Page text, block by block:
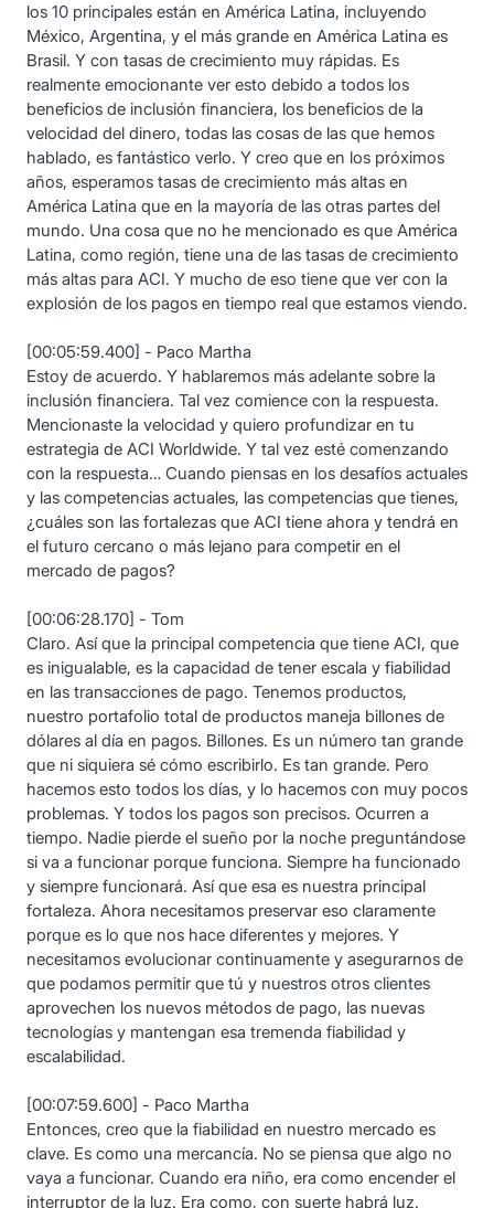
los 10 principales están en América Latina, incluyendo
México, Argentina, y el más grande en América Latina es
Brasil. Y con tasas de crecimiento muy rápidas. Es
realmente emocionante ver esto debido a todos los
beneficios de inclusión financiera, los beneficios de la
velocidad del dinero, todas las cosas de las que hemos
hablado, es fantástico verlo. Y creo que en los próximos
años, esperamos tasas de crecimiento más altas en
América Latina que en la mayoría de las otras partes del
mundo. Una cosa que no he mencionado es que América
Latina, como región, tiene una de las tasas de crecimiento
más altas para ACI. Y mucho de eso tiene que ver con la
explosión de los pagos en tiempo real que estamos viendo.
[00:05:59.400] - Paco Martha
Estoy de acuerdo. Y hablaremos más adelante sobre la
inclusión financiera. Tal vez comience con la respuesta.
Mencionaste la velocidad y quiero profundizar en tu
estrategia de ACI Worldwide. Y tal vez esté comenzando
con la respuesta… Cuando piensas en los desafíos actuales
y las competencias actuales, las competencias que tienes,
¿cuáles son las fortalezas que ACI tiene ahora y tendrá en
el futuro cercano o más lejano para competir en el
mercado de pagos?
[00:06:28.170] - Tom
Claro. Así que la principal competencia que tiene ACI, que
es inigualable, es la capacidad de tener escala y fiabilidad
en las transacciones de pago. Tenemos productos,
nuestro portafolio total de productos maneja billones de
dólares al día en pagos. Billones. Es un número tan grande
que ni siquiera sé cómo escribirlo. Es tan grande. Pero
hacemos esto todos los días, y lo hacemos con muy pocos
problemas. Y todos los pagos son precisos. Ocurren a
tiempo. Nadie pierde el sueño por la noche preguntándose
si va a funcionar porque funciona. Siempre ha funcionado
y siempre funcionará. Así que esa es nuestra principal
fortaleza. Ahora necesitamos preservar eso claramente
porque es lo que nos hace diferentes y mejores. Y
necesitamos evolucionar continuamente y asegurarnos de
que podamos permitir que tú y nuestros otros clientes
aprovechen los nuevos métodos de pago, las nuevas
tecnologías y mantengan esa tremenda fiabilidad y
escalabilidad.
[00:07:59.600] - Paco Martha
Entonces, creo que la fiabilidad en nuestro mercado es
clave. Es como una mercancía. No se piensa que algo no
vaya a funcionar. Cuando era niño, era como encender el
interruptor de la luz. Era como, con suerte habrá luz.